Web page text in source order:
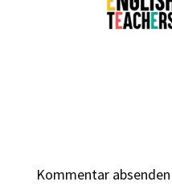
Kommentar absenden